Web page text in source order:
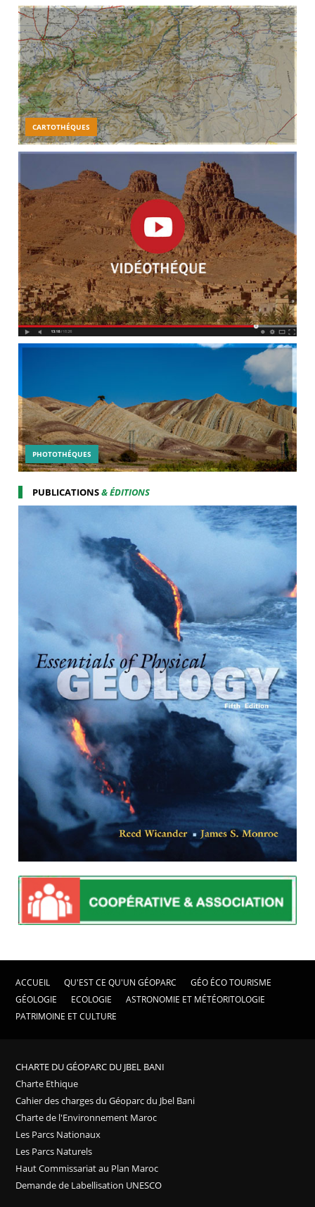
CARTOTHÉQUES
PHOTOTHÉQUES
PUBLICATIONS& ÉDITIONS
ACCUEIL QU'EST CE QU'UN GÉOPARC
GÉO ÉCO TOURISME
GÉOLOGIE
ECOLOGIE
ASTRONOMIE ET MÉTÉORITOLOGIE
PATRIMOINE ET CULTURE
CHARTE DU GÉOPARC DU JBEL BANI
Charte Ethique
Cahier des charges du Géoparc du Jbel Bani
Charte de l'Environnement Maroc
Les Parcs Nationaux
Les Parcs Naturels
Haut Commissariat au Plan Maroc
Demande de Labellisation UNESCO